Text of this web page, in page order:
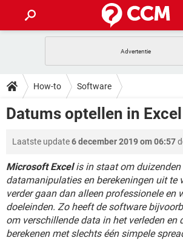
INSTAGRAM
NETFLIX
HOW-TO
VIDEOBELLEN
INSTAGRAM WINDOWS
NETFLIX
GRATIS SNAPCHAT
TIKTOK
DOWNLOADS
NETFLIX
GRATIS SNAPCHAT
FORUM
VIDEOBELLEN GAMES
INSTAGRAM WINDOWS
NETFLIX
GRATIS SNAPCHAT
ARTIKELEN
VIDEOBELLEN GAMES
WINDOWS
NETFLIX
How-to Software
Datums optellen in Excel
Laatste update6 december 2019 om 06:57
Microsoft Excelis in staat om duizenden
datamanipulaties en berekeningen uit te
verder gaan dan alleen professionele en
doeleinden. Zo heeft de software
om verschillende data in het verleden en
berekenen met slechts één simpele